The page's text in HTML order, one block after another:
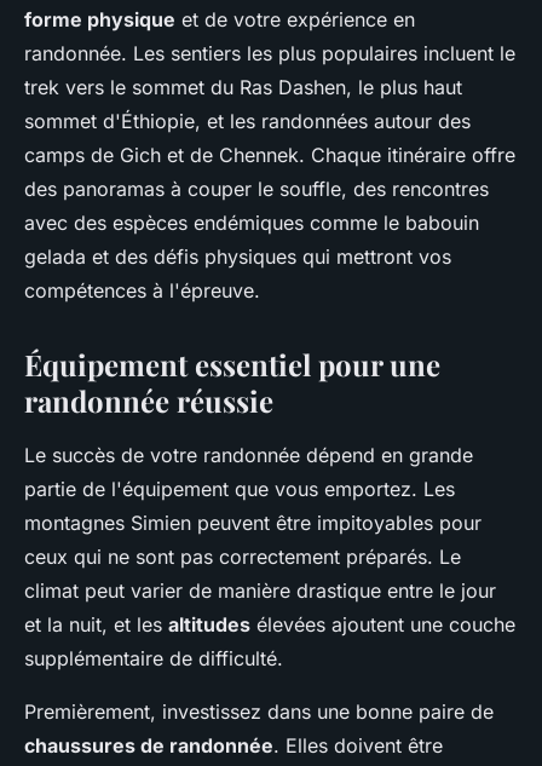
forme physique et de votre expérience en
randonnée. Les sentiers les plus populaires incluent le
trek vers le sommet du Ras Dashen, le plus haut
sommet d'Éthiopie, et les randonnées autour des
camps de Gich et de Chennek. Chaque itinéraire offre
des panoramas à couper le souffle, des rencontres
avec des espèces endémiques comme le babouin
gelada et des défis physiques qui mettront vos
compétences à l'épreuve.
Équipement essentiel pour une
randonnée réussie
Le succès de votre randonnée dépend en grande
partie de l'équipement que vous emportez. Les
montagnes Simien peuvent être impitoyables pour
ceux qui ne sont pas correctement préparés. Le
climat peut varier de manière drastique entre le jour
et la nuit, et les altitudes élevées ajoutent une couche
supplémentaire de difficulté.
Premièrement, investissez dans une bonne paire de
chaussures de randonnée. Elles doivent être